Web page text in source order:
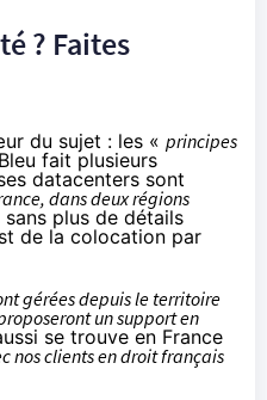
? Faites
du sujet : les « principes
fait plusieurs
datacenters sont
dans deux régions
sans plus de détails
de la colocation par
gérées depuis le territoire
un support en
se trouve en France
nos clients en droit français